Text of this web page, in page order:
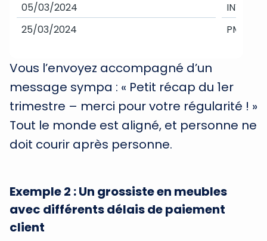
05/03/2024
25/03/2024
INV-403
PMT-
Vous l’envoyez accompagné d’un
message sympa : « Petit récap du 1er
trimestre – merci pour votre régularité ! »
Tout le monde est aligné, et personne ne
doit courir après personne.
Exemple 2 : Un grossiste en meubles
avec différents délais de paiement
client